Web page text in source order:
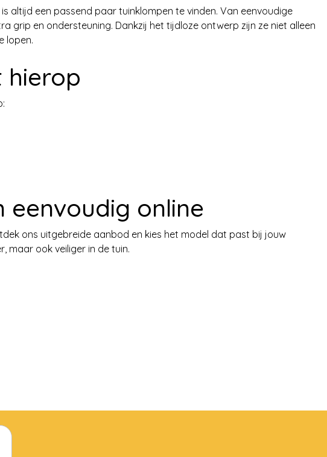
altijd een passend paar tuinklompen te vinden. Van eenvoudige
grip en ondersteuning. Dankzij het tijdloze ontwerp zijn ze niet alleen
lopen.
hierop
eenvoudig online
ons uitgebreide aanbod en kies het model dat past bij jouw
maar ook veiliger in de tuin.